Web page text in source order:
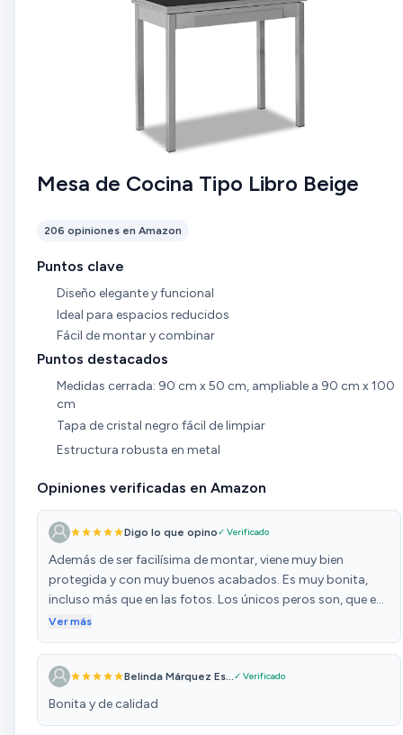
Mesa de Cocina Tipo Libro Beige
206 opiniones en Amazon
Puntos clave
Diseño elegante y funcional
Ideal para espacios reducidos
Fácil de montar y combinar
Puntos destacados
Medidas cerrada: 90 cm x 50 cm, ampliable a 90 cm x 100
cm
Tapa de cristal negro fácil de limpiar
Estructura robusta en metal
Opiniones verificadas en Amazon
Digo lo que opino✓ Verificado
Además de ser facilísima de montar, viene muy bien
protegida y con muy buenos acabados. Es muy bonita,
incluso más que en las fotos. Los únicos peros son, que es
demasiado estrecha para meter una silla debajo por el
ancho, y no me caben unas sillas que compré de 41cm de
ancho. Creo que si la compras es bueno saber esto, ya que
las sillas las pedí pagando portes y me sale más caro
Ver más
Belinda Márquez Es...✓ Verificado
Bonita y de calidad